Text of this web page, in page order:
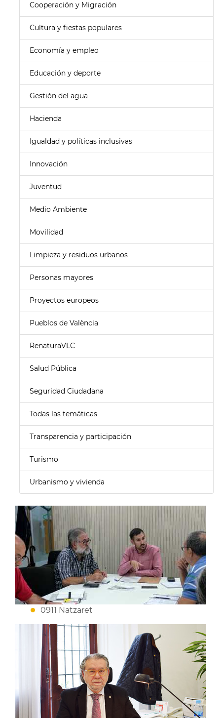
Cooperación y Migración
Cultura y fiestas populares
Economía y empleo
Educación y deporte
Gestión del agua
Hacienda
Igualdad y políticas inclusivas
Innovación
Juventud
Medio Ambiente
Movilidad
Limpieza y residuos urbanos
Personas mayores
Proyectos europeos
Pueblos de València
RenaturaVLC
Salud Pública
Seguridad Ciudadana
Todas las temáticas
Transparencia y participación
Turismo
Urbanismo y vivienda
0911 Natzaret